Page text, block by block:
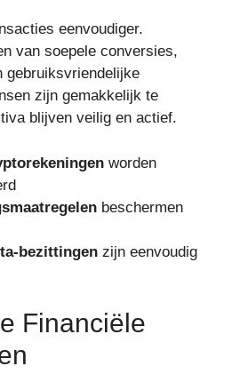
eenvoudiger.
van soepele conversies,
gebruiksvriendelijke
zijn gemakkelijk te
blijven veilig en actief.
worden
beschermen
bezittingen zijn eenvoudig
Financiële